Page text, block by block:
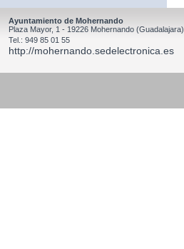
Ayuntamiento de Mohernando
Plaza Mayor, 1 - 19226 Mohernando (Guadalajara)
Tel.: 949 85 01 55
http://mohernando.sedelectronica.es